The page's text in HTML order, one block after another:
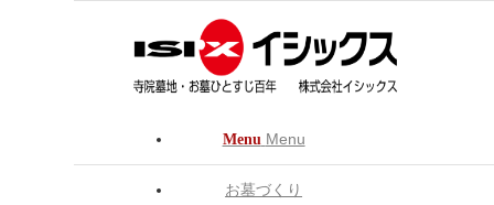
Menu Menu
お墓づくり